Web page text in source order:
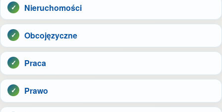
Nieruchomości
Obcojęzyczne
Praca
Prawo